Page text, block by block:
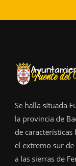
Se halla situada
la provincia de
de
el extremo sur
a las sierras de